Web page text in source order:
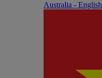
Australia - English